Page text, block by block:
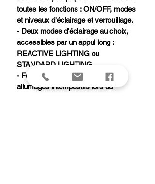
toutes les fonctions : ON/OFF, modes
et niveaux d'éclairage et verrouillage.
- Deux modes d'éclairage au choix,
accessibles par un appui long :
REACTIVE LIGHTING ou
STANDARD LIGHTING.
- Fonction LOCK pour éviter les
allumages intempestifs lors du